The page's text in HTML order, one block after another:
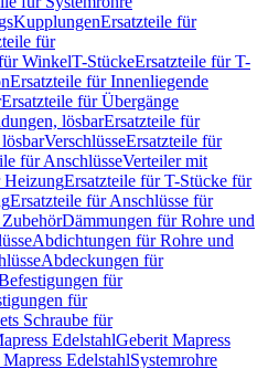
KupplungenErsatzteile für
für
WinkelT-StückeErsatzteile für T-
Ersatzteile für Innenliegende
Ersatzteile für Übergänge
lösbarErsatzteile für
VerschlüsseErsatzteile für
für AnschlüsseVerteiler mit
HeizungErsatzteile für T-Stücke für
Ersatzteile für Anschlüsse für
Dämmungen für Rohre und
Abdichtungen für Rohre und
Abdeckungen für
für
für
Schraube für
EdelstahlGeberit Mapress
EdelstahlSystemrohre